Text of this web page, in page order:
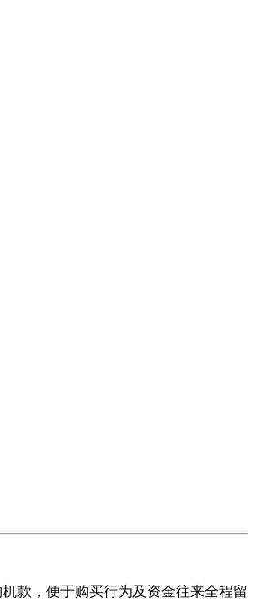
款，便于购买行为及资金往来全程留